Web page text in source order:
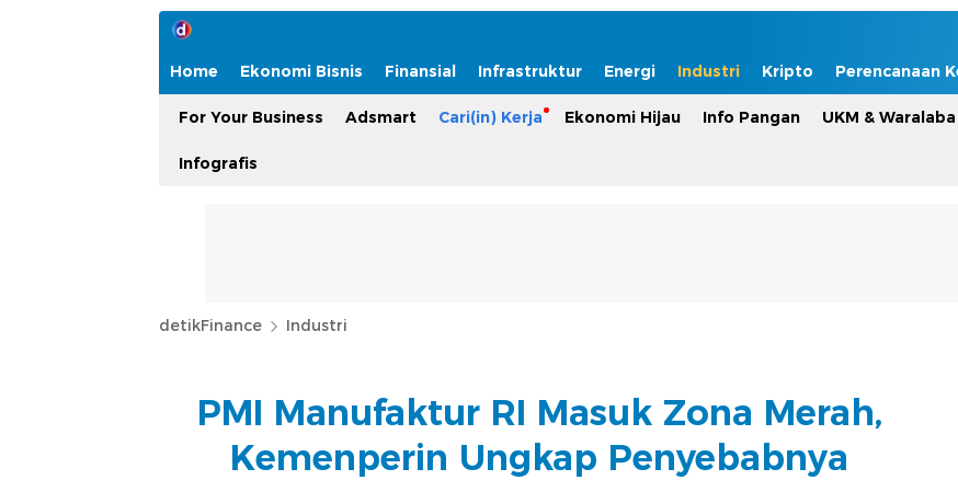
Home Ekonomi Bisnis Finansial Infrastruktur Energi Industri Kripto Perencanaan
For Your Business Adsmart Cari(in) Kerja Ekonomi Hijau Info Pangan UKM & Waralaba
Infografis
detikFinance Industri
PMI Manufaktur RI Masuk Zona Merah,
Kemenperin Ungkap Penyebabnya